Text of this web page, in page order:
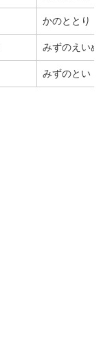
かのととり
みずのえいぬ
みずのとい